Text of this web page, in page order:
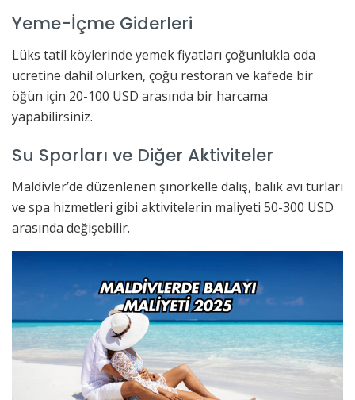
Yeme-İçme Giderleri
Lüks tatil köylerinde yemek fiyatları çoğunlukla oda
ücretine dahil olurken, çoğu restoran ve kafede bir
öğün için 20-100 USD arasında bir harcama
yapabilirsiniz.
Su Sporları ve Diğer Aktiviteler
Maldivler’de düzenlenen şınorkelle dalış, balık avı turları
ve spa hizmetleri gibi aktivitelerin maliyeti 50-300 USD
arasında değişebilir.